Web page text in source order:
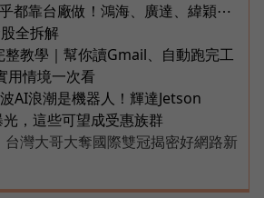
都靠台廠做！鴻海、廣達、緯穎⋯
全拆解
教學｜幫你讀Gmail、自動跑完工
用情境一次看
AI浪潮是機器人！輝達Jetson
，這些可望成受惠族群
灣大哥大奪國際雙冠揭密好網路新